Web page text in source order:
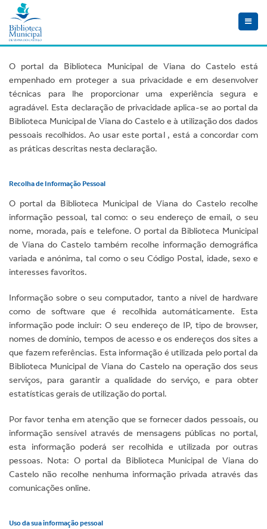
Toggle
O portal da Biblioteca Municipal de Viana do Castelo está
empenhado em proteger a sua privacidade e em desenvolver
técnicas para lhe proporcionar uma experiência segura e
agradável. Esta declaração de privacidade aplica-se ao portal da
Biblioteca Municipal de Viana do Castelo e à utilização dos dados
pessoais recolhidos. Ao usar este portal , está a concordar com
as práticas descritas nesta declaração.
Recolha de Informação Pessoal
O portal da Biblioteca Municipal de Viana do Castelo recolhe
informação pessoal, tal como: o seu endereço de email, o seu
nome, morada, país e telefone. O portal da Biblioteca Municipal
de Viana do Castelo também recolhe informação demográfica
variada e anónima, tal como o seu Código Postal, idade, sexo e
interesses favoritos.
Informação sobre o seu computador, tanto a nível de hardware
como de software que é recolhida automáticamente. Esta
informação pode incluir: O seu endereço de IP, tipo de browser,
nomes de domínio, tempos de acesso e os endereços dos sites a
que fazem referências. Esta informação é utilizada pelo portal da
Biblioteca Municipal de Viana do Castelo na operação dos seus
serviços, para garantir a qualidade do serviço, e para obter
estatísticas gerais de utilização do portal.
Por favor tenha em atenção que se fornecer dados pessoais, ou
informação sensível através de mensagens públicas no portal,
esta informação poderá ser recolhida e utilizada por outras
pessoas. Nota: O portal da Biblioteca Municipal de Viana do
Castelo não recolhe nenhuma informação privada através das
comunicações online.
Uso da sua informação pessoal